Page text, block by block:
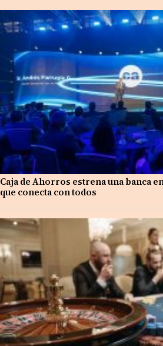
Caja de Ahorros estrena una banca
que conecta con todos